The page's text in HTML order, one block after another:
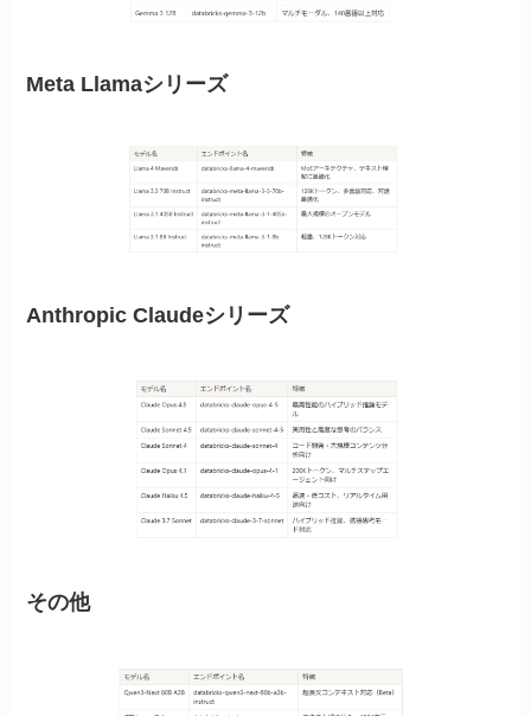
Meta Llamaシリーズ
Anthropic Claudeシリーズ
その他